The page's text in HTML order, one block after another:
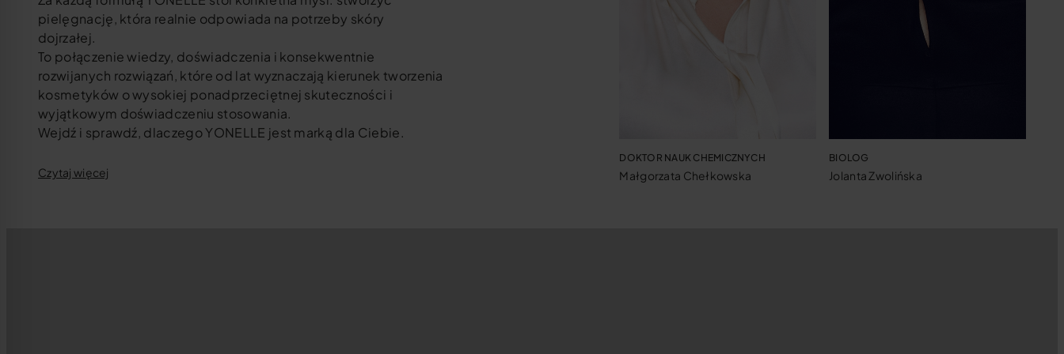
pielęgnację, która realnie odpowiada na potrzeby skóry
dojrzałej.
To połączenie wiedzy, doświadczenia i konsekwentnie
rozwijanych rozwiązań, które od lat wyznaczają kierunek tworzenia
kosmetyków o wysokiej ponadprzeciętnej skuteczności i
wyjątkowym doświadczeniu stosowania.
Wejdź i sprawdź, dlaczego YONELLE jest marką dla Ciebie.
Czytaj więcej
DOKTOR NAUK CHEMICZNYCH
Małgorzata Chełkowska
BIOLOG
Jolanta Zwolińska